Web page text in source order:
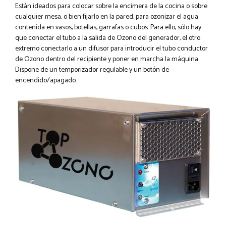
Están ideados para colocar sobre la encimera de la cocina o sobre
cualquier mesa, o bien fijarlo en la pared, para ozonizar el agua
contenida en vasos, botellas, garrafas o cubos. Para ello, sólo hay
que conectar el tubo a la salida de Ozono del generador, el otro
extremo conectarlo a un difusor para introducir el tubo conductor
de Ozono dentro del recipiente y poner en marcha la máquina.
Dispone de un temporizador regulable y un botón de
encendido/apagado.